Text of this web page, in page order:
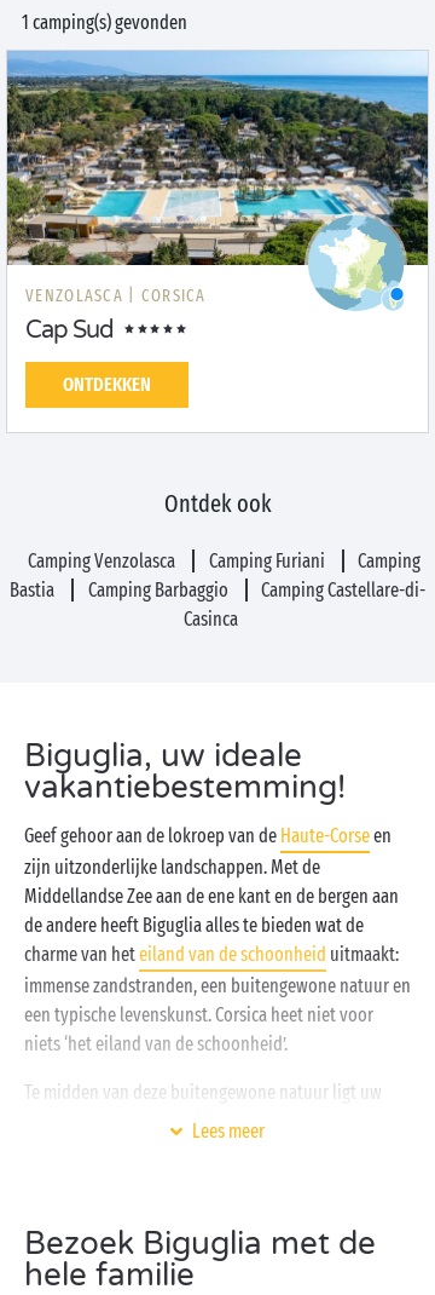
1 camping(s) gevonden
VENZOLASCA | CORSICA
Cap Sud
ONTDEKKEN
Ontdek ook
Camping Venzolasca Camping Furiani
Camping
Bastia
Camping Barbaggio
Camping Castellare-di-
Casinca
Biguglia, uw ideale
vakantiebestemming!
Geef gehoor aan de lokroep van de Haute-Corseen
zijn uitzonderlijke landschappen. Met de
Middellandse Zee aan de ene kant en de bergen aan
de andere heeft Biguglia alles te bieden wat de
charme van heteiland van de schoonheid uitmaakt:
immense zandstranden, een buitengewone natuur en
een typische levenskunst. Corsica heet niet voor
niets ‘het eiland van de schoonheid’.
Te midden van deze buitengewone natuur ligt uw
vakantiedorp en dat doet niet onder voor de
kleine campinggenoten, een heerlijk restaurant en de
Middellandse Zee vlakbij. Wat wilt u nog meer? Dat
Lees meer
Bezoek Biguglia met de
hele familie